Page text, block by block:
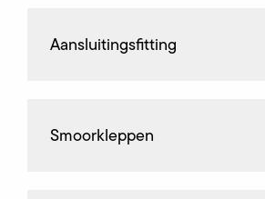
Aansluitingsfitting
Smoorkleppen